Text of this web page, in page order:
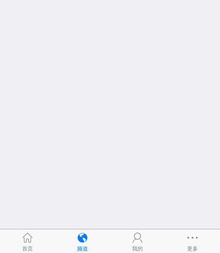
首页 频道 我的 更多